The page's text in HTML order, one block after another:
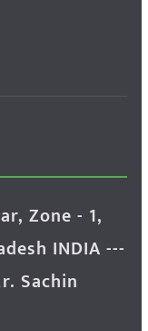
Zone - 1,
INDIA ---
Sachin